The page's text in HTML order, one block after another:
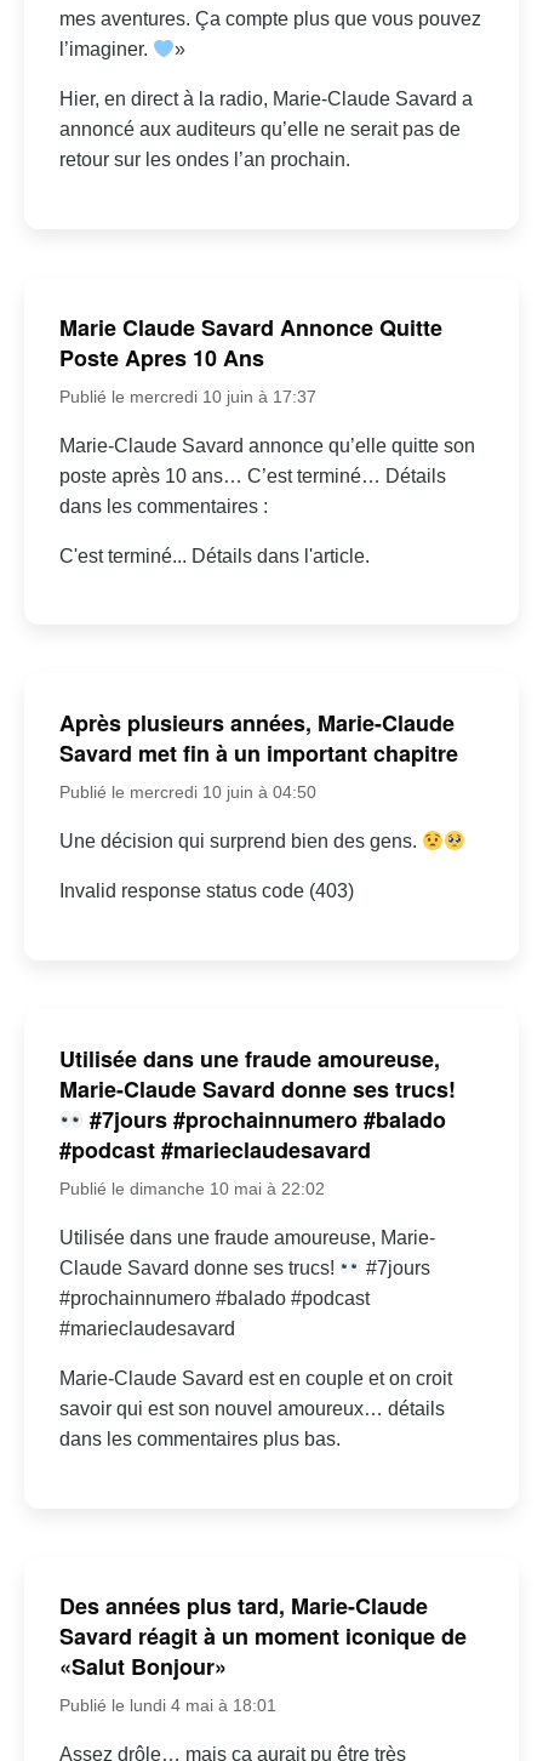
mes aventures. Ça compte plus que vous pouvez
l’imaginer.
»
Hier, en direct à la radio, Marie-Claude Savard a
annoncé aux auditeurs qu’elle ne serait pas de
retour sur les ondes l’an prochain.
Marie Claude Savard Annonce Quitte
Poste Apres 10 Ans
Publié le mercredi 10 juin à 17:37
Marie-Claude Savard annonce qu’elle quitte son
poste après 10 ans… C’est terminé… Détails
dans les commentaires :
C'est terminé... Détails dans l'article.
Après plusieurs années, Marie-Claude
Savard met fin à un important chapitre
Publié le mercredi 10 juin à 04:50
Une décision qui surprend bien des gens.
Invalid response status code (403)
Utilisée dans une fraude amoureuse,
Marie-Claude Savard donne ses trucs!
#7jours #prochainnumero #balado
#podcast #marieclaudesavard
Publié le dimanche 10 mai à 22:02
Utilisée dans une fraude amoureuse, Marie-
Claude Savard donne ses trucs!
#7jours
#prochainnumero #balado #podcast
#marieclaudesavard
Marie-Claude Savard est en couple et on croit
savoir qui est son nouvel amoureux… détails
dans les commentaires plus bas.
Des années plus tard, Marie-Claude
Savard réagit à un moment iconique de
«Salut Bonjour»
Publié le lundi 4 mai à 18:01
Assez drôle… mais ça aurait pu être très